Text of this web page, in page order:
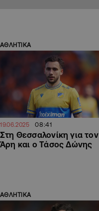
ΑΘΛΗΤΙΚΑ
19.06.2025 08:41
Στη Θεσσαλονίκη για τον
Άρη και ο Τάσος Δώνης
ΑΘΛΗΤΙΚΑ